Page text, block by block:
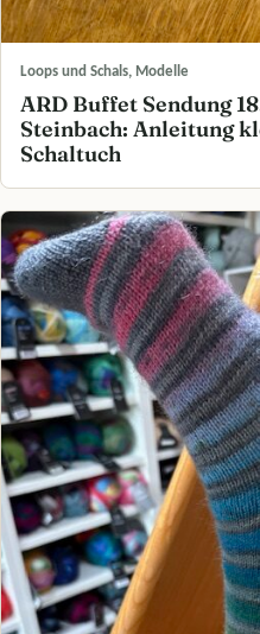
Loops und Schals, Modelle
ARD Buffet Sendung
Steinbach: Anleitung
Schaltuch